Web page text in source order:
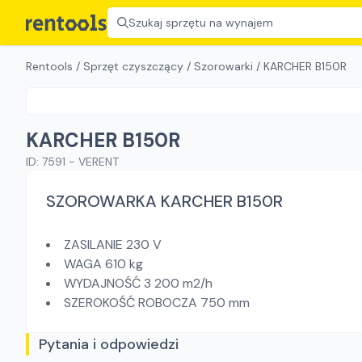
Szukaj sprzętu na wynajem
Rentools / Sprzęt czyszczący / Szorowarki / KARCHER B150R
KARCHER B150R
ID: 7591 - VERENT
SZOROWARKA KARCHER B150R
ZASILANIE 230 V
WAGA 610 kg
WYDAJNOŚĆ 3 200 m2/h
SZEROKOŚĆ ROBOCZA 750 mm
Pytania i odpowiedzi